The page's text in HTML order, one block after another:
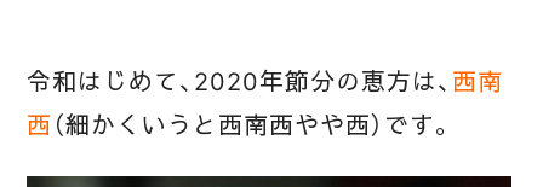
令和はじめて、2020年節分の恵方は、 西南
西 （細かくいうと西南西やや西）です。